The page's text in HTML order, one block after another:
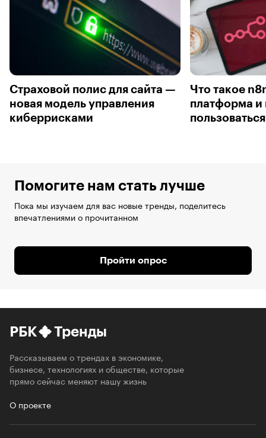
Страховой полис для сайта —
новая модель управления
киберрисками
Что такое
платформа и
Помогите нам стать лучше
Пока мы изучаем для вас новые тренды, поделитесь
впечатлениями о прочитанном
Пройти опрос
РБК Тренды
Рассказываем о трендах в экономике,
бизнесе, технологиях и обществе, которые
прямо сейчас меняют нашу жизнь
О проекте